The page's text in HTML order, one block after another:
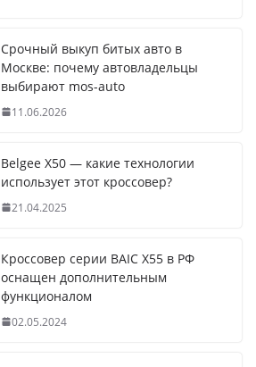
Срочный выкуп битых авто в
Москве: почему автовладельцы
выбирают mos-auto
11.06.2026
Belgee X50 — какие технологии
использует этот кроссовер?
21.04.2025
Кроссовер серии BAIC X55 в РФ
оснащен дополнительным
функционалом
02.05.2024